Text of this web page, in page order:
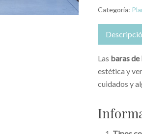
Categoría:
Las baras
estética y
cuidados y